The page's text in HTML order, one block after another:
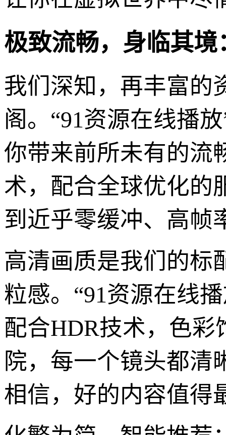
极致流畅，身临其
我们深知，再丰富的
阁。“91资源在线播
你带来前所未有的流
术，配合全球优化的
到近乎零缓冲、高帧
高清画质是我们的标
粒感。“91资源在线
配合HDR技术，色
院，每一个镜头都清
相信，好的内容值得